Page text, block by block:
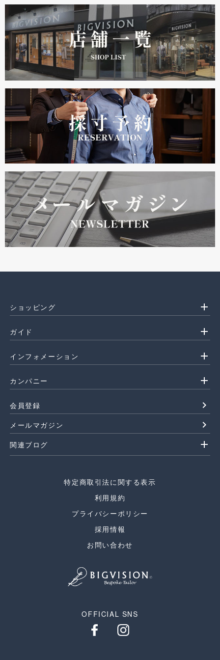
ショッピング add
ガイド add
インフォメーション add
カンパニー add
会員登録 navigate_next
メールマガジン navigate_next
関連ブログ add
特定商取引法に関する表示
利用規約
プライバシーポリシー
採用情報
お問い合わせ
OFFICIAL SNS